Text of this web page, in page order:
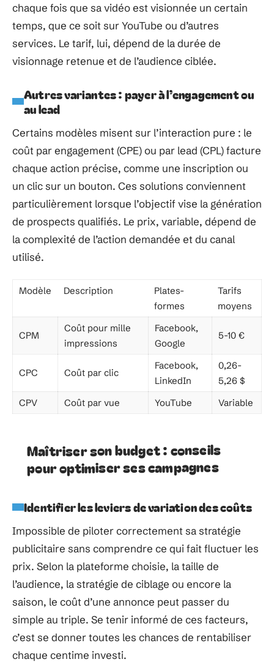
chaque fois que sa vidéo est visionnée un certain
temps, que ce soit sur YouTube ou d’autres
services. Le tarif, lui, dépend de la durée de
visionnage retenue et de l’audience ciblée.
Autres variantes : payer à l’engagement ou
au lead
Certains modèles misent sur l’interaction pure : le
coût par engagement (CPE) ou par lead (CPL) facture
chaque action précise, comme une inscription ou
un clic sur un bouton. Ces solutions conviennent
particulièrement lorsque l’objectif vise la génération
de prospects qualifiés. Le prix, variable, dépend de
la complexité de l’action demandée et du canal
utilisé.
Modèle Description
Plates-
formes
Tarifs
moyens
CPM
Coût pour mille
impressions
Facebook,
Google
5-10 €
CPC Coût par clic
Facebook,
LinkedIn
0,26-
5,26 $
CPV
Coût par vue YouTube Variable
Maîtriser son budget : conseils
pour optimiser ses campagnes
Identifier les leviers de variation des coûts
Impossible de piloter correctement sa stratégie
publicitaire sans comprendre ce qui fait fluctuer les
prix. Selon la plateforme choisie, la taille de
l’audience, la stratégie de ciblage ou encore la
saison, le coût d’une annonce peut passer du
simple au triple. Se tenir informé de ces facteurs,
c’est se donner toutes les chances de rentabiliser
chaque centime investi.